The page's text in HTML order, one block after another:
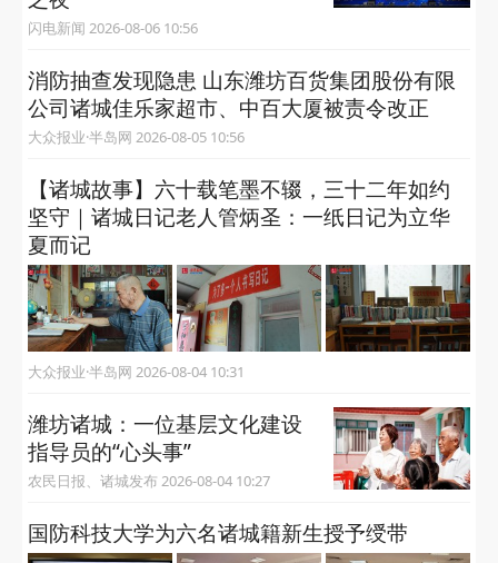
闪电新闻 2026-08-06 10:56
消防抽查发现隐患 山东潍坊百货集团股份有限
公司诸城佳乐家超市、中百大厦被责令改正
大众报业·半岛网 2026-08-05 10:56
【诸城故事】六十载笔墨不辍，三十二年如约
坚守｜诸城日记老人管炳圣：一纸日记为立华
夏而记
大众报业·半岛网 2026-08-04 10:31
潍坊诸城：一位基层文化建设
指导员的“心头事”
农民日报、诸城发布 2026-08-04 10:27
国防科技大学为六名诸城籍新生授予绶带